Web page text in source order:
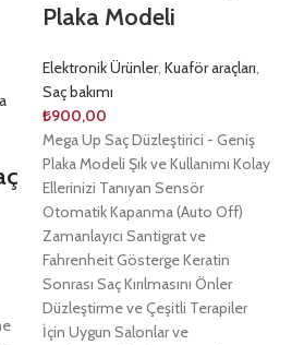
Plaka Modeli
Elektronik Ürünler, Kuaför araçları,
Saç bakımı
₺900,00
Mega Up Saç Düzleştirici - Geniş
Plaka Modeli Şık ve Kullanımı Kolay
Ellerinizi Tanıyan Sensör
Otomatik Kapanma (Auto Off)
Zamanlayıcı Santigrat ve
Fahrenheit Gösterge Keratin
Sonrası Saç Kırılmasını Önler
Düzleştirme ve Çeşitli Terapiler
İçin Uygun Salonlar ve